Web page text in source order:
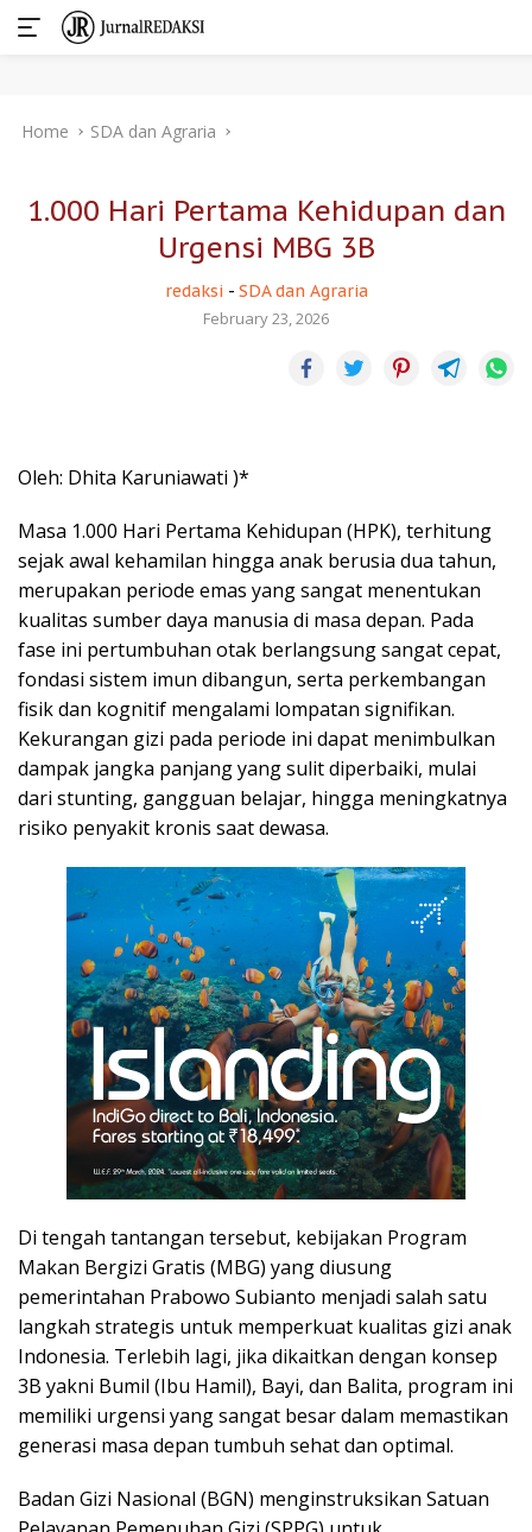
Home SDA dan Agraria
1.000 Hari Pertama Kehidupan dan
Urgensi MBG 3B
redaksi - SDA dan Agraria
February 23, 2026
Oleh: Dhita Karuniawati )*
Masa 1.000 Hari Pertama Kehidupan (HPK), terhitung
sejak awal kehamilan hingga anak berusia dua tahun,
merupakan periode emas yang sangat menentukan
kualitas sumber daya manusia di masa depan. Pada
fase ini pertumbuhan otak berlangsung sangat cepat,
fondasi sistem imun dibangun, serta perkembangan
fisik dan kognitif mengalami lompatan signifikan.
Kekurangan gizi pada periode ini dapat menimbulkan
dampak jangka panjang yang sulit diperbaiki, mulai
dari stunting, gangguan belajar, hingga meningkatnya
risiko penyakit kronis saat dewasa.
Di tengah tantangan tersebut, kebijakan Program
Makan Bergizi Gratis (MBG) yang diusung
pemerintahan Prabowo Subianto menjadi salah satu
langkah strategis untuk memperkuat kualitas gizi anak
Indonesia. Terlebih lagi, jika dikaitkan dengan konsep
3B yakni Bumil (Ibu Hamil), Bayi, dan Balita, program ini
memiliki urgensi yang sangat besar dalam memastikan
generasi masa depan tumbuh sehat dan optimal.
Badan Gizi Nasional (BGN) menginstruksikan Satuan